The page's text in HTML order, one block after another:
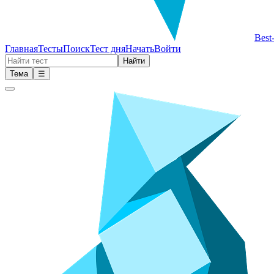
ГлавнаяТестыПоискТест дняНачатьВойти
Найти
Тема
☰